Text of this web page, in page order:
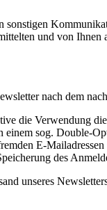
und von Ihnen
nach dem
die Verwendung
sog. Double-
E-
des
unseres